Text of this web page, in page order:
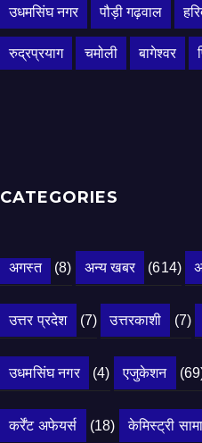
उधमसिंघ नगर पौड़ी गढ़वाल
रुद्रप्रयाग चमोली बागेश्वर
CATEGORIES
अगस्त (8) अन्य खबर (614)
उत्तर प्रदेश (7) उत्तरकाशी (7)
उधमसिंघ नगर (4) एजुकेशन
कर्रेंट अफेयर्स (18) केमिस्ट्री